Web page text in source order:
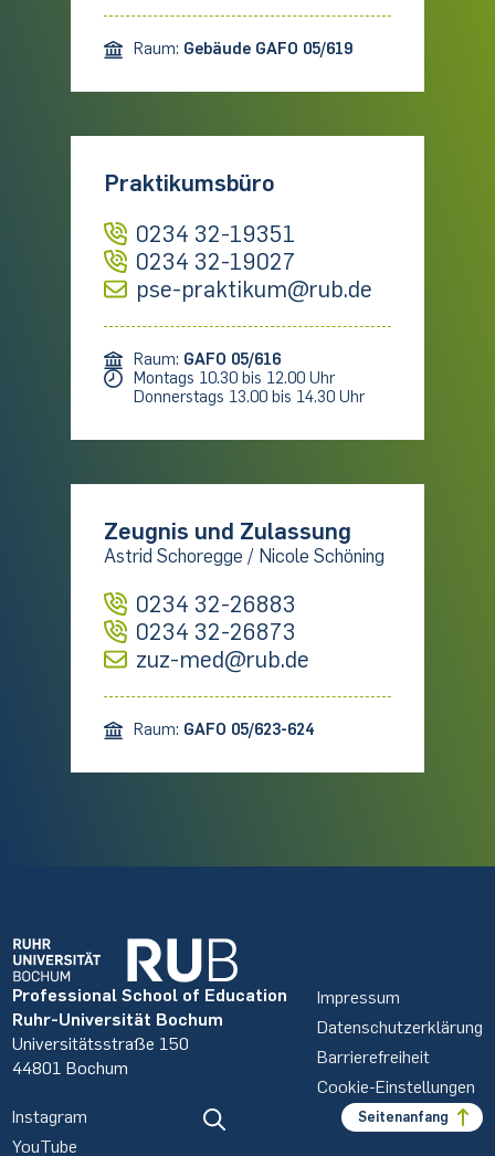
Raum: Gebäude GAFO 05/619
Praktikumsbüro
0234 32-19351
0234 32-19027
pse-praktikum@rub.de
Raum: GAFO 05/616
Montags 10.30 bis 12.00 Uhr
Donnerstags 13.00 bis 14.30 Uhr
Zeugnis und Zulassung
Astrid Schoregge / Nicole Schöning
0234 32-26883
0234 32-26873
zuz-med@rub.de
Raum: GAFO 05/623-624
Professional School of Education
Ruhr-Universität Bochum
Universitätsstraße 150
44801 Bochum
Impressum
Datenschutzerklärung
Barrierefreiheit
Cookie-Einstellungen
Instagram
YouTube
Seitenanfang